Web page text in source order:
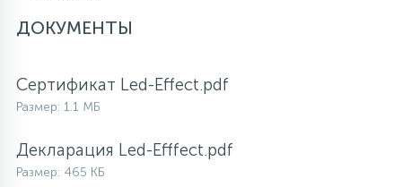
ДОКУМЕНТЫ
Сертификат Led-Effect.pdf
Размер: 1.1 МБ
Декларация Led-Efffect.pdf
Размер: 465 КБ